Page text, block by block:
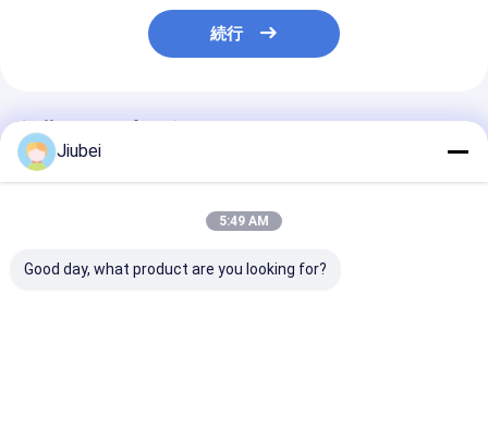
続行
推薦されたプロダクト
Jiubei
5:49 AM
Good day, what product are you looking for?